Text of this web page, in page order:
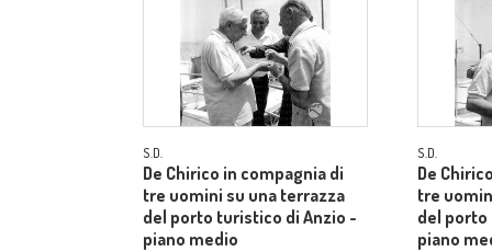
S.D.
De Chirico in compagnia di
tre uomini su una terrazza
del porto turistico di Anzio -
piano medio
S.D.
De
tre
del
piano